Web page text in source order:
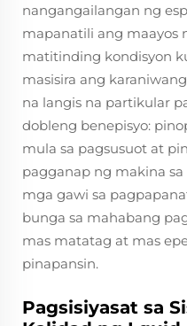
nangangailangan ng
mapanatili ang maayos
matitinding kondisyon
masisira ang
na langis na partikular
dobleng benepisyo:
mula sa pagsusuot at
pagganap ng makina
mga gawi sa
bunga sa mahabang
mas matatag at mas
pinapansin.
Pagsisiyasat sa